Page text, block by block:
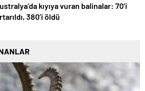
kıyıya vuran balinalar: 70’i
380’i öldü